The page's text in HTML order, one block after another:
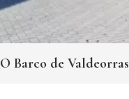
O Barco de